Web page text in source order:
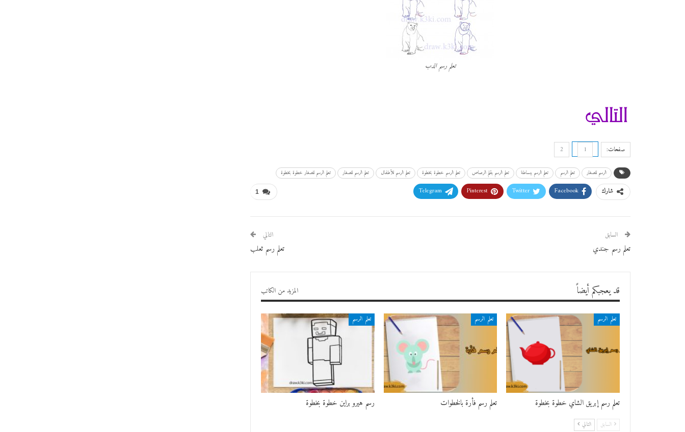
تعلم رسم الدب
صفحات: 1
2
الرسم للصغار تعلم الرسم تعلم الرسم ببساطة تعلم الرسم بقلم الرصاص تعلم الرسم خطوة بخطوة تعلم الرسم للأطفال تعلم الرسم للصغار تعلم الرسم للصغار خطوة بخطوة
1 شارك Facebook
Twitter
Pinterest
Telegram
السابق
تعلم رسم جندي
التالي
تعلم رسم ثعلب
قد يعجبكم أيضاً المزيد من الكاتب
تعلم الرسم
تعلم رسم إبريق الشاي خطوة بخطوة
تعلم الرسم
تعلم رسم فأرة بالخطوات
تعلم الرسم
رسم هيرو براين خطوة بخطوة
السابق التالي